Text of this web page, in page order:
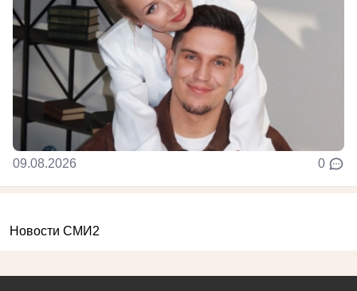
09.08.2026 0
Новости СМИ2